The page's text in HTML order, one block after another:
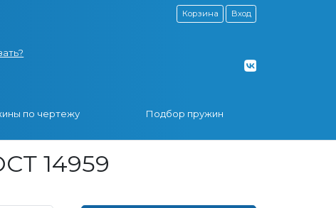
Корзина Вход
по чертежу Подбор пружин
14959